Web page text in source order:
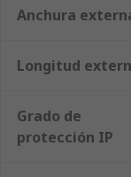
Anchura
Longitud
Grado de
protección IP